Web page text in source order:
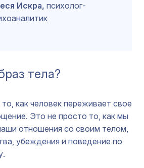
Искра, психолог-
тела?
как человек переживает свое
Это не просто то, как мы
отношения со своим телом,
убеждения и поведение по